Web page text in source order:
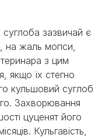
суглоба зазвичай є
на жаль мопси,
з цим
якщо їх стегно
кульшовий суглоб
Захворювання
цуценят його
Кульгавість,